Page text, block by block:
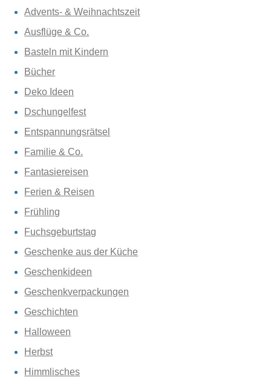
Advents- & Weihnachtszeit
Ausflüge & Co.
Basteln mit Kindern
Bücher
Deko Ideen
Dschungelfest
Entspannungsrätsel
Familie & Co.
Fantasiereisen
Ferien & Reisen
Frühling
Fuchsgeburtstag
Geschenke aus der Küche
Geschenkideen
Geschenkverpackungen
Geschichten
Halloween
Herbst
Himmlisches